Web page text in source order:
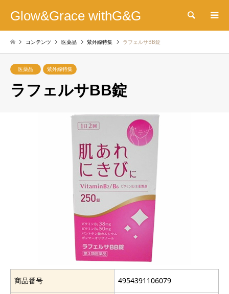
Glow&Grace withG&G 検索
コンテンツ 医薬品 紫外線特集 ラフェルサBB錠
医薬品 紫外線特集
ラフェルサBB錠
商品番号 4954391106079